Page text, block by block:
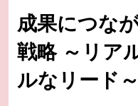
成果につな
戦略 ～リア
ルなリード～